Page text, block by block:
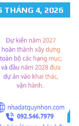
THÁNG 4, 2026